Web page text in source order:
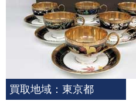
買取地域：東京都